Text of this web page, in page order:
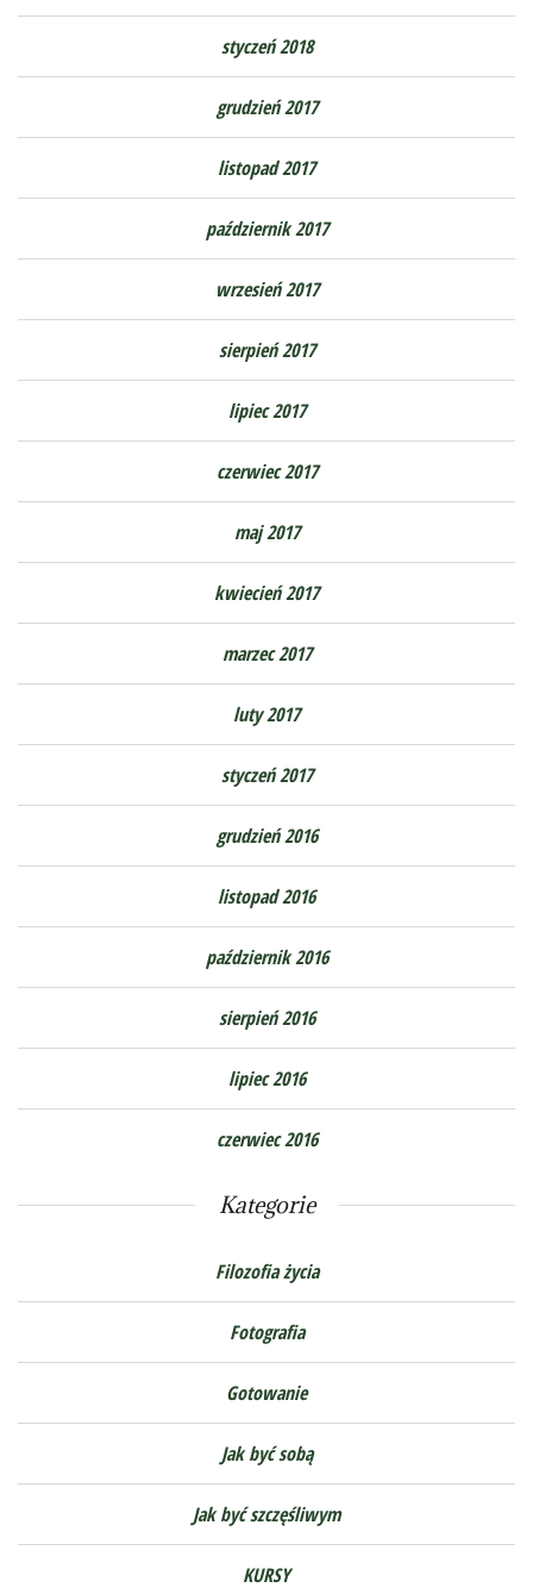
styczeń 2018
grudzień 2017
listopad 2017
październik 2017
wrzesień 2017
sierpień 2017
lipiec 2017
czerwiec 2017
maj 2017
kwiecień 2017
marzec 2017
luty 2017
styczeń 2017
grudzień 2016
listopad 2016
październik 2016
sierpień 2016
lipiec 2016
czerwiec 2016
Kategorie
Filozofia życia
Fotografia
Gotowanie
Jak być sobą
Jak być szczęśliwym
KURSY